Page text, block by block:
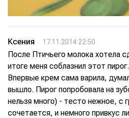
Ксения 17.11.2014 22:50
После Птичьего молока хотела
итоге меня соблазнил этот
Впервые крем сама варила,
вышло. Пирог попробовала на
нельзя много) - тесто нежное, с
сочетается, и немного привкус